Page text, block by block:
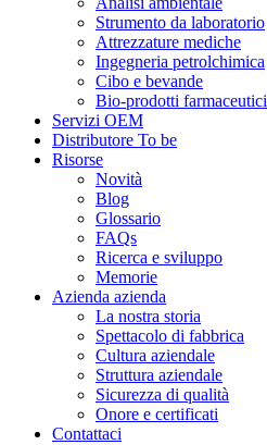
Strumento da laboratorio
Attrezzature mediche
Ingegneria petrolchimica
Cibo e bevande
Bio-prodotti farmaceutici
Servizi OEM
Distributore To be
Risorse
Novità
Blog
Glossario
FAQs
Ricerca e sviluppo
Memorie
Azienda azienda
La nostra storia
Spettacolo di fabbrica
Cultura aziendale
Struttura aziendale
Sicurezza di qualità
Onore e certificati
Contattaci